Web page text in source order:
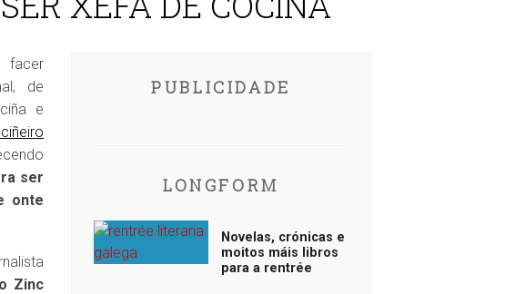
facer
de
e
ser
onte
Zinc
PUBLICIDADE
LONGFORM
Novelas, crónicas e
moitos máis libros
para a rentrée